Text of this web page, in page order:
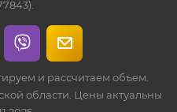
и рассчитаем объем.
области. Цены актуальны